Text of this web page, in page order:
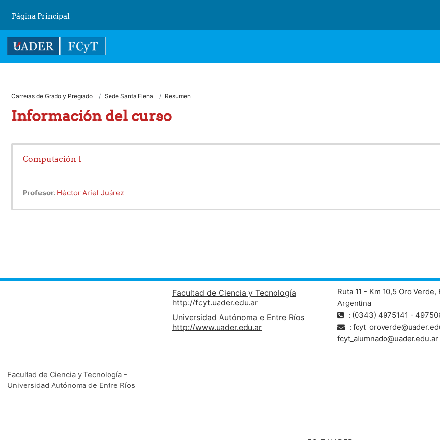
Página Principal
Carreras de Grado y Pregrado Sede Santa Elena Resumen
Información del curso
Computación I
Profesor: Héctor Ariel Juárez
Facultad de Ciencia y Tecnología -
Universidad Autónoma de Entre Ríos
Facultad de Ciencia y Tecnología
http://fcyt.uader.edu.ar
Universidad Autónoma e Entre Ríos
http://www.uader.edu.ar
Ruta 11 - Km 10,5 Oro Verde,
Argentina
: (0343) 4975141 -
:
fcyt_alumnado@uader.edu.ar